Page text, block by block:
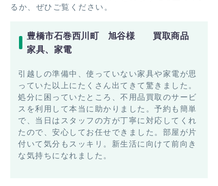
るか、ぜひご覧ください。
豊橋市石巻西川町 旭谷様 買取商品
家具、家電
引越しの準備中、使っていない家具や家電が思
っていた以上にたくさん出てきて驚きました。
処分に困っていたところ、不用品買取のサービ
スを利用して本当に助かりました。予約も簡単
で、当日はスタッフの方が丁寧に対応してくれ
たので、安心してお任せできました。部屋が片
付いて気分もスッキリ。新生活に向けて前向き
な気持ちになれました。